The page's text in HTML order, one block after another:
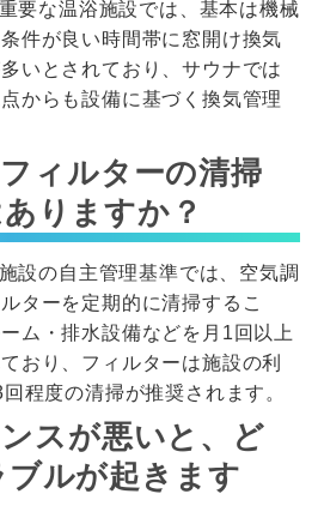
要な温浴施設では、基本は機械
件が良い時間帯に窓開け換気
いとされており、サウナでは
からも設備に基づく換気管理
ィルターの清掃
りますか？
設の自主管理基準では、空気調
ターを定期的に清掃するこ
ム・排水設備などを月1回以上
おり、フィルターは施設の利
程度の清掃が推奨されます。
スが悪いと、ど
ルが起きます